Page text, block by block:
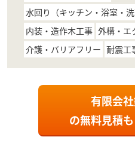
水回り（キッチン・浴室・洗
内装・造作木工事 外構・エ
介護・バリアフリー 耐震工
有限会
の無料見積